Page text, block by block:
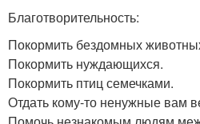
Благотворительность:
Покормить бездомных
Покормить нуждающихся.
Покормить птиц семечками.
Отдать кому-то ненужные вам